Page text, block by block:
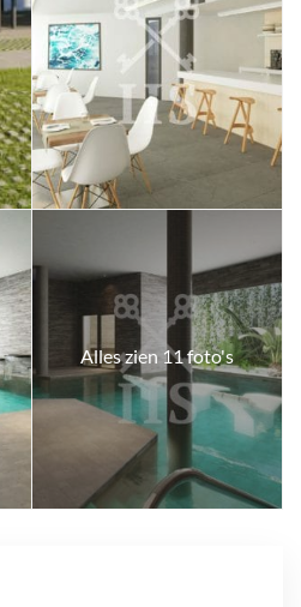
Alles zien 11 foto's